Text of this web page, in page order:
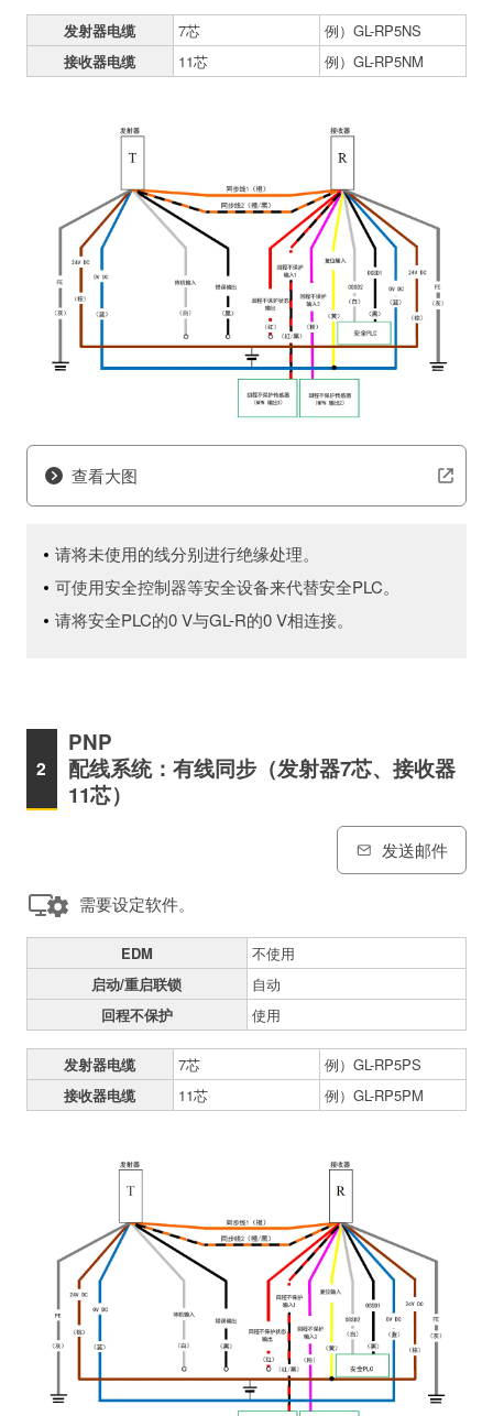
发射器电缆 7芯
例）GL-RP5NS
接收器电缆
11芯 例）GL-RP5NM
查看大图
请将未使用的线分别进行绝缘处理。
可使用安全控制器等安全设备来代替安全PLC。
请将安全PLC的0 V与GL-R的0 V相连接。
PNP
配线系统：有线同步（发射器7芯、接收器
11芯）
发送邮件
需要设定软件。
EDM
不使用
启动/重启联锁
自动
回程不保护
使用
发射器电缆 7芯
例）GL-RP5PS
接收器电缆
11芯 例）GL-RP5PM